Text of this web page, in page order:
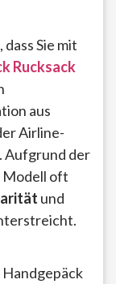
Sie mit
Rucksack
aus
Airline-
Aufgrund der
Modell oft
und